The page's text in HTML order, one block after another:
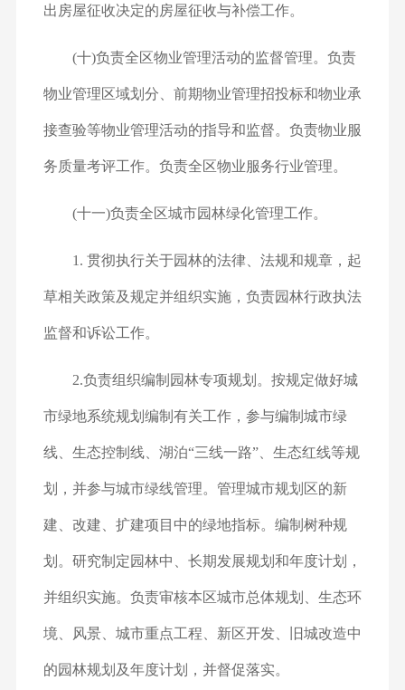
出房屋征收决定的房屋征收与补偿工作。
(十)负责全区物业管理活动的监督管理。负责
物业管理区域划分、前期物业管理招投标和物业承
接查验等物业管理活动的指导和监督。负责物业服
务质量考评工作。负责全区物业服务行业管理。
(十一)负责全区城市园林绿化管理工作。
1. 贯彻执行关于园林的法律、法规和规章，起
草相关政策及规定并组织实施，负责园林行政执法
监督和诉讼工作。
2.负责组织编制园林专项规划。按规定做好城
市绿地系统规划编制有关工作，参与编制城市绿
线、生态控制线、湖泊“三线一路”、生态红线等规
划，并参与城市绿线管理。管理城市规划区的新
建、改建、扩建项目中的绿地指标。编制树种规
划。研究制定园林中、长期发展规划和年度计划，
并组织实施。负责审核本区城市总体规划、生态环
境、风景、城市重点工程、新区开发、旧城改造中
的园林规划及年度计划，并督促落实。